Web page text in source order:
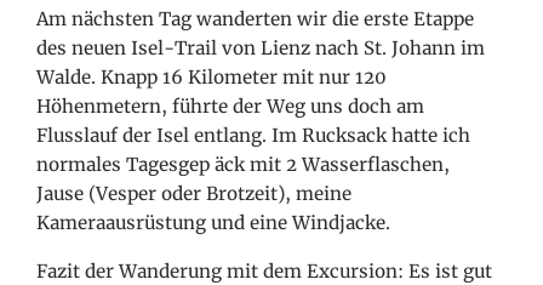
Am nächsten Tag wanderten wir die erste Etappe
des neuen Isel-Trail von Lienz nach St. Johann im
Walde. Knapp 16 Kilometer mit nur 120
Höhenmetern, führte der Weg uns doch am
Flusslauf der Isel entlang. Im Rucksack hatte ich
normales Tagesgepäck mit 2 Wasserflaschen,
Jause (Vesper oder Brotzeit), meine
Kameraausrüstung und eine Windjacke.
Fazit der Wanderung mit dem Excursion: Es ist gut